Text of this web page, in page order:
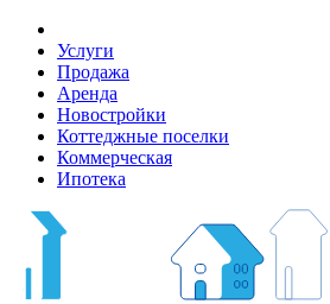
Услуги
Продажа
Аренда
Новостройки
Коттеджные поселки
Коммерческая
Ипотека